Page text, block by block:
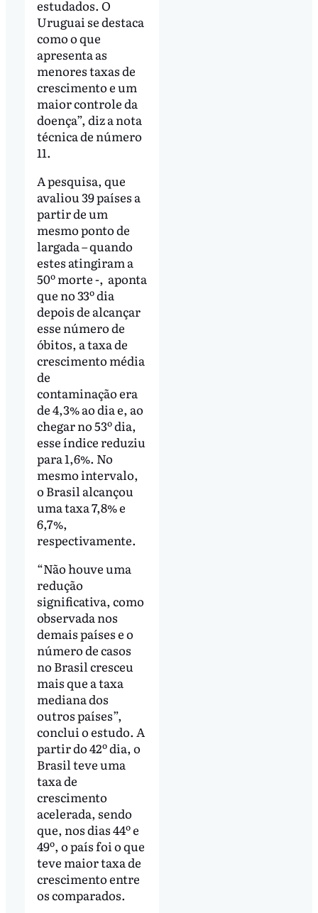
estudados. O
Uruguai se destaca
como o que
apresenta as
menores taxas de
crescimento e um
maior controle da
doença”, diz a nota
técnica de número
11.
A pesquisa, que
avaliou 39 países a
partir de um
mesmo ponto de
largada – quando
estes atingiram a
50º morte -, aponta
que no 33º dia
depois de alcançar
esse número de
óbitos, a taxa de
crescimento média
de
contaminação era
de 4,3% ao dia e, ao
chegar no 53º dia,
esse índice reduziu
para 1,6%. No
mesmo intervalo,
o Brasil alcançou
uma taxa 7,8% e
6,7%,
respectivamente.
“Não houve uma
redução
significativa, como
observada nos
demais países e o
número de casos
no Brasil cresceu
mais que a taxa
mediana dos
outros países”,
conclui o estudo. A
partir do 42º dia, o
Brasil teve uma
taxa de
crescimento
acelerada, sendo
que, nos dias 44º e
49º, o país foi o que
teve maior taxa de
crescimento entre
os comparados.